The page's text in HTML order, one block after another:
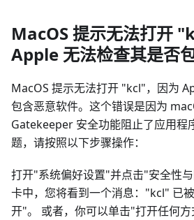
MacOS 提示无法打开
Apple 无法检查其是否
MacOS 提示无法打开 "kcl"，因为
包含恶意软件。这个错误是因为
Gatekeeper 安全功能阻止了应用程
题，请按照以下步骤操作：
打开"系统偏好设置"并点击"安全性
卡中，您将看到一个消息："kcl" 已
开"。 或者，你可以单击"打开任何